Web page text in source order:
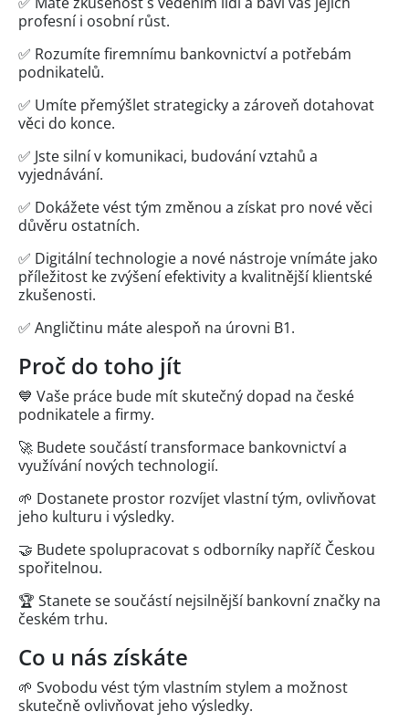
profesní i osobní růst.
✅ Rozumíte firemnímu bankovnictví a potřebám
podnikatelů.
✅ Umíte přemýšlet strategicky a zároveň dotahovat
věci do konce.
✅ Jste silní v komunikaci, budování vztahů a
vyjednávání.
✅ Dokážete vést tým změnou a získat pro nové věci
důvěru ostatních.
✅ Digitální technologie a nové nástroje vnímáte jako
příležitost ke zvýšení efektivity a kvalitnější klientské
zkušenosti.
✅ Angličtinu máte alespoň na úrovni B1.
Proč do toho jít
💙 Vaše práce bude mít skutečný dopad na české
podnikatele a firmy.
🚀 Budete součástí transformace bankovnictví a
využívání nových technologií.
🌱 Dostanete prostor rozvíjet vlastní tým, ovlivňovat
jeho kulturu i výsledky.
🤝 Budete spolupracovat s odborníky napříč Českou
spořitelnou.
🏆 Stanete se součástí nejsilnější bankovní značky na
českém trhu.
Co u nás získáte
🌱 Svobodu vést tým vlastním stylem a možnost
skutečně ovlivňovat jeho výsledky.